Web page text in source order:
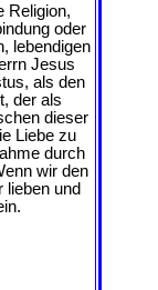
Religion,
oder
lebendigen
Jesus
als den
der als
dieser
Liebe zu
durch
wir den
lieben und